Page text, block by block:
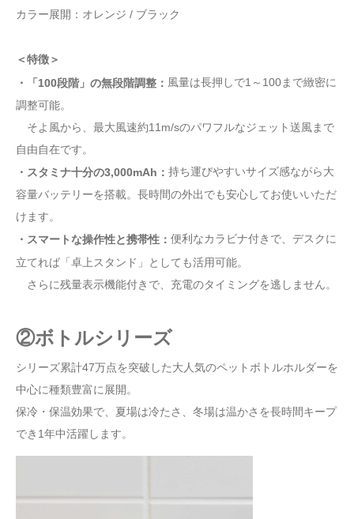
カラー展開：オレンジ / ブラック
＜特徴＞
・「100段階」の無段階調整： 風量は長押しで1～100まで緻密に
調整可能。
そよ風から、最大風速約11m/sのパワフルなジェット送風まで
自由自在です。
・スタミナ十分の3,000mAh： 持ち運びやすいサイズ感ながら大
容量バッテリーを搭載。長時間の外出でも安心してお使いいただ
けます。
・スマートな操作性と携帯性： 便利なカラビナ付きで、デスクに
立てれば「卓上スタンド」としても活用可能。
さらに残量表示機能付きで、充電のタイミングを逃しません。
②ボトルシリーズ
シリーズ累計47万点を突破した大人気のペットボトルホルダーを
中心に種類豊富に展開。
保冷・保温効果で、夏場は冷たさ、冬場は温かさを長時間キープ
でき1年中活躍します。